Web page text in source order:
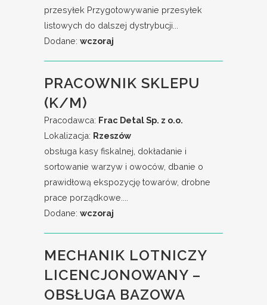
przesyłek Przygotowywanie przesyłek
listowych do dalszej dystrybucji...
Dodane: wczoraj
PRACOWNIK SKLEPU
(K/M)
Pracodawca: Frac Detal Sp. z o.o.
Lokalizacja: Rzeszów
obsługa kasy fiskalnej, dokładanie i
sortowanie warzyw i owoców, dbanie o
prawidłową ekspozycję towarów, drobne
prace porządkowe....
Dodane: wczoraj
MECHANIK LOTNICZY
LICENCJONOWANY –
OBSŁUGA BAZOWA